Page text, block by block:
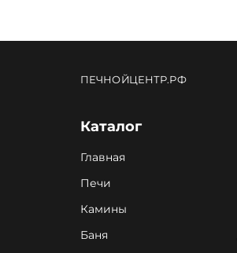
ПЕЧНОЙЦЕНТР.РФ
Каталог
Главная
Печи
Камины
Баня